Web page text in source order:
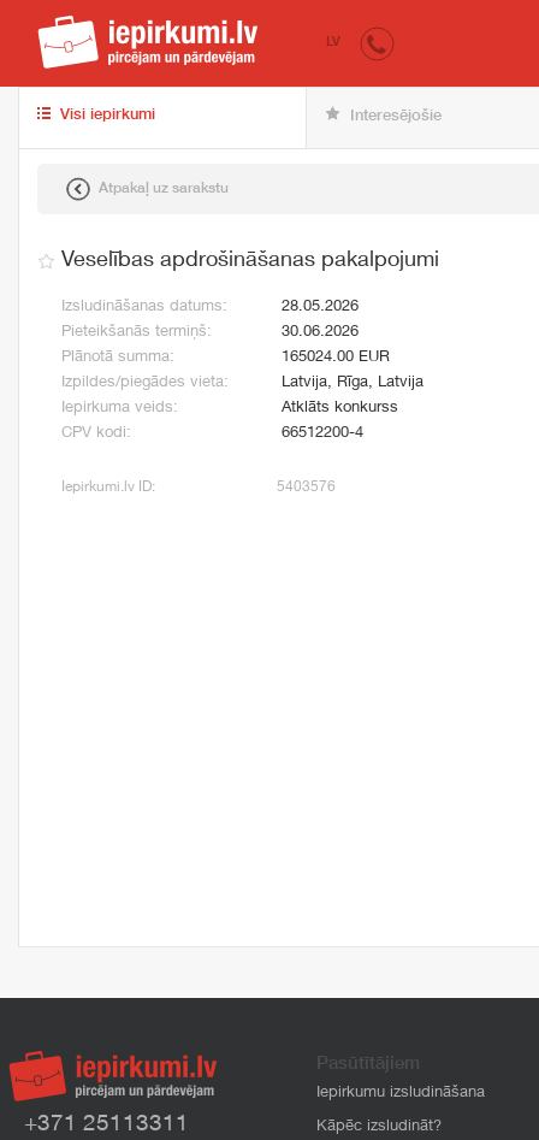
iepirkumi.lv
LV
Visi iepirkumi Interesējošie
Atpakaļ uz sarakstu
Veselības apdrošināšanas pakalpojumi
Izsludināšanas datums:
28.05.2026
Pieteikšanās termiņš:
30.06.2026
Plānotā summa:
165024.00 EUR
Izpildes/piegādes vieta:
Latvija, Rīga, Latvija
Iepirkuma veids:
Atklāts konkurss
CPV kodi:
66512200-4
Iepirkumi.lv ID: 5403576
+371 25113311
Pasūtītājiem
Iepirkumu izsludināšana
Kāpēc izsludināt?